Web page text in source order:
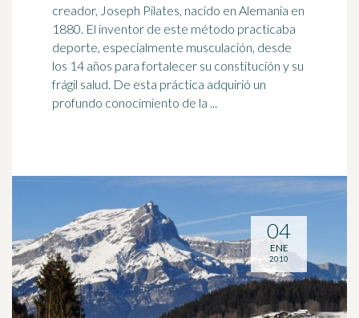
creador, Joseph Pilates, nacido en Alemania en
1880. El inventor de este método practicaba
deporte, especialmente musculación, desde
los 14 años para fortalecer su constitución y su
frágil salud. De esta práctica adquirió un
profundo conocimiento de la ...
04
ENE
2010